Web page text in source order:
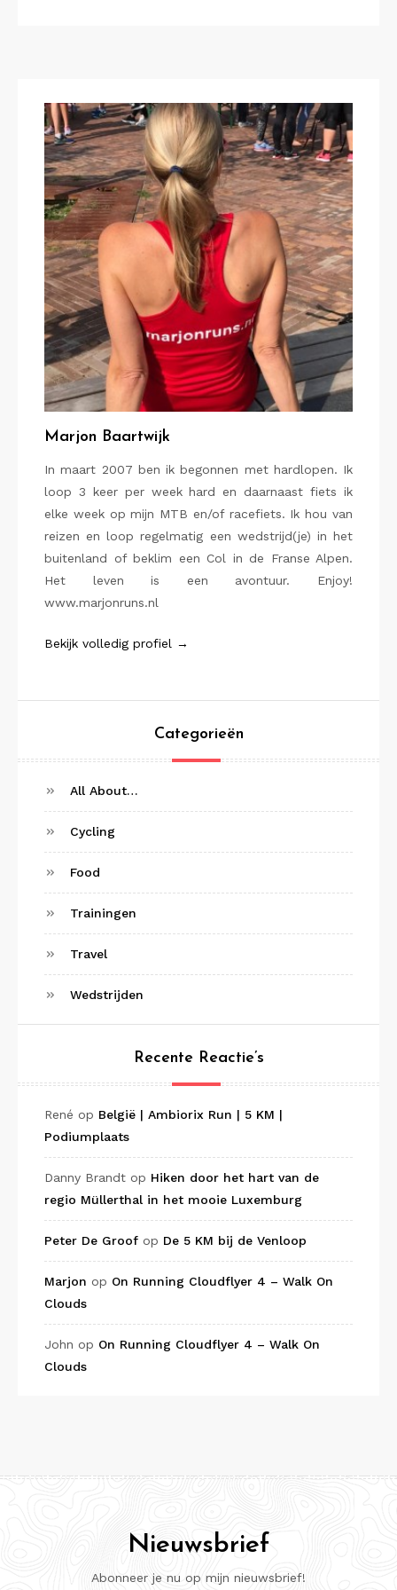
Marjon Baartwijk
In maart 2007 ben ik begonnen met hardlopen. Ik
loop 3 keer per week hard en daarnaast fiets ik
elke week op mijn MTB en/of racefiets. Ik hou van
reizen en loop regelmatig een wedstrijd(je) in het
buitenland of beklim een Col in de Franse Alpen.
Het leven is een avontuur. Enjoy!
www.marjonruns.nl
Bekijk volledig profiel →
Categorieën
All About…
Cycling
Food
Trainingen
Travel
Wedstrijden
Recente Reactie’s
René op België | Ambiorix Run | 5 KM |
Podiumplaats
Danny Brandt op Hiken door het hart van de
regio Müllerthal in het mooie Luxemburg
Peter De Groof op De 5 KM bij de Venloop
Marjon op On Running Cloudflyer 4 – Walk On
Clouds
John op On Running Cloudflyer 4 – Walk On
Clouds
Nieuwsbrief
Abonneer je nu op mijn nieuwsbrief!